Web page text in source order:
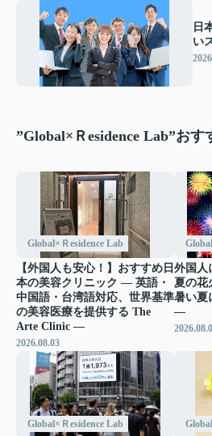
日
い
を
”Global×Ｒesidence Lab”おす
Global×Ｒesidence Lab
【外国人も安心！】おすすめ日
本の美容クリニック ― 英語・
中国語・台湾語対応、世界基準
の美容医療を提供する The
Arte Clinic ―
2026.08.03
外国人
夏の花
暑い夏
―
Global×Ｒesidence Lab